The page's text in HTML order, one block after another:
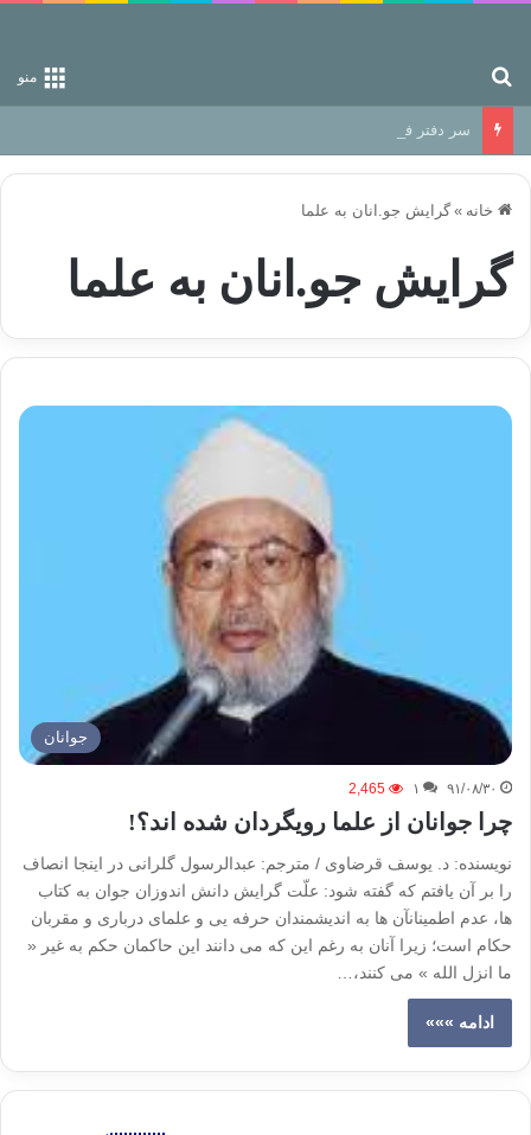
منو
سر دفتر فساد در زمین‌، دوری وکناره‌گیری از راه خداست‌!
خانه » گرایش جو.انان به علما
گرایش جو.انان به علما
جوانان
۹۱/۰۸/۳۰ ۱ 2,465
چرا جوانان از علما رویگردان شده اند؟!
نویسنده: د. یوسف قرضاوی / مترجم: عبدالرسول گلرانی در اینجا انصاف
را بر آن یافتم که گفته شود: علّت گرایش دانش اندوزان جوان به کتاب
ها، عدم اطمینانآن ها به اندیشمندان حرفه یی و علمای درباری و مقربان
حکام است؛ زیرا آنان به رغم این که می دانند این حاکمان حکم به غیر «
ما انزل الله » می کنند،…
ادامه »»»